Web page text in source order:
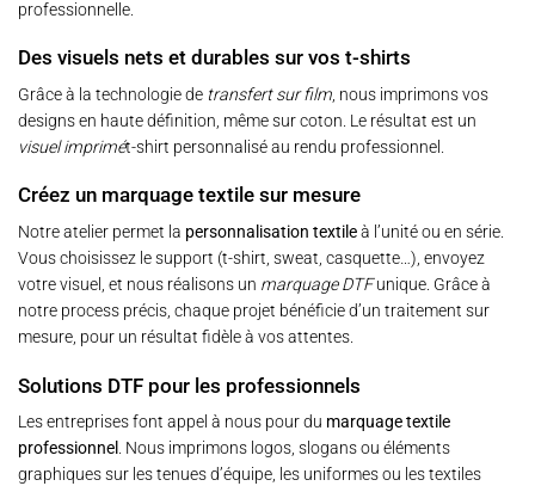
professionnelle.
Des visuels nets et durables sur vos t-shirts
Grâce à la technologie de transfert sur film , nous imprimons vos
designs en haute définition, même sur coton. Le résultat est un
visuel imprimét-shirt personnalisé au rendu professionnel.
Créez un marquage textile sur mesure
Notre atelier permet la personnalisation textileà l’unité ou en série.
Vous choisissez le support (t-shirt, sweat, casquette…), envoyez
votre visuel, et nous réalisons un marquage DTFunique. Grâce à
notre process précis, chaque projet bénéficie d’un traitement sur
mesure, pour un résultat fidèle à vos attentes.
Solutions DTF pour les professionnels
Les entreprises font appel à nous pour du marquage textile
professionnel
. Nous imprimons logos, slogans ou éléments
graphiques sur les tenues d’équipe, les uniformes ou les textiles